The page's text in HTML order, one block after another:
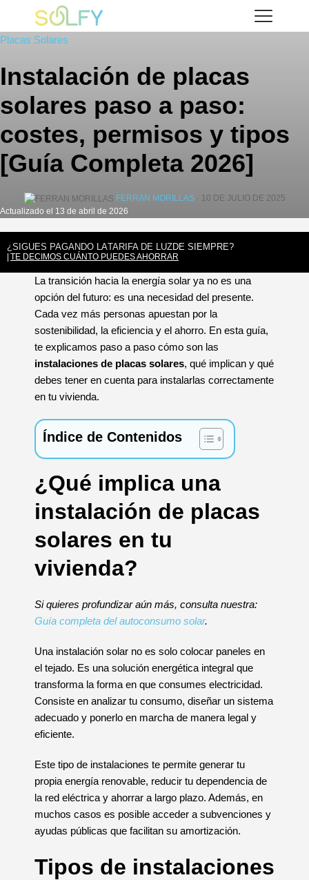
contenido
Solfy
Placas Solares
Instalación de placas
solares paso a paso:
costes, permisos y tipos
[Guía Completa 2026]
FERRAN MORILLAS· 10 DE JULIO DE 2025
Actualizado el 13 de abril de 2026
¿SIGUES PAGANDO LATARIFA DE LUZDE SIEMPRE?
TE DECIMOS CUÁNTO PUEDES AHORRAR
La transición hacia la energía solar ya no es una
opción del futuro: es una necesidad del presente.
Cada vez más personas apuestan por la
sostenibilidad, la eficiencia y el ahorro. En esta guía,
te explicamos paso a paso cómo son las
instalaciones de placas solares, qué implican y qué
debes tener en cuenta para instalarlas correctamente
en tu vivienda.
Índice de Contenidos
¿Qué implica una
instalación de placas
solares en tu
vivienda?
Si quieres profundizar aún más, consulta nuestra:
Guía completa del autoconsumo solar.
Una instalación solar no es solo colocar paneles en
el tejado. Es una solución energética integral que
transforma la forma en que consumes electricidad.
Consiste en analizar tu consumo, diseñar un sistema
adecuado y ponerlo en marcha de manera legal y
eficiente.
Este tipo de instalaciones te permite generar tu
propia energía renovable, reducir tu dependencia de
la red eléctrica y ahorrar a largo plazo. Además, en
muchos casos es posible acceder a subvenciones y
ayudas públicas que facilitan su amortización.
Tipos de instalaciones